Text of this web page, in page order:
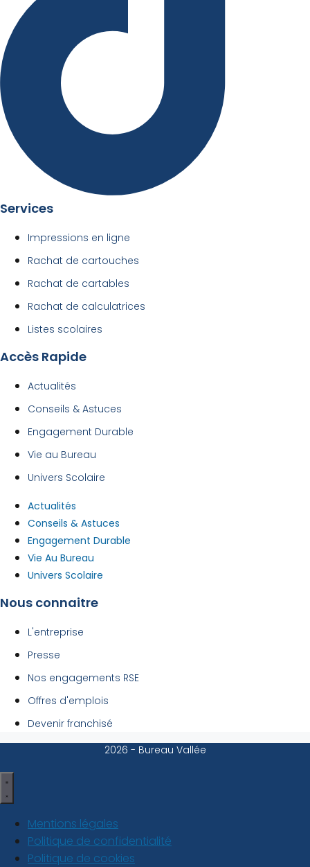
Services
Impressions en ligne
Rachat de cartouches
Rachat de cartables
Rachat de calculatrices
Listes scolaires
Accès Rapide
Actualités
Conseils & Astuces
Engagement Durable
Vie au Bureau
Univers Scolaire
Actualités
Conseils & Astuces
Engagement Durable
Vie Au Bureau
Univers Scolaire
Nous connaitre
L'entreprise
Presse
Nos engagements RSE
Offres d'emplois
Devenir franchisé
2026 - Bureau Vallée
Mentions légales
Politique de confidentialité
Politique de cookies